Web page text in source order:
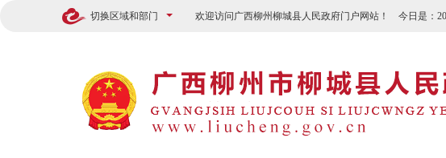
切换区域和部门 欢迎访问广西柳州柳城县人民政府门户网站！ 今日是：